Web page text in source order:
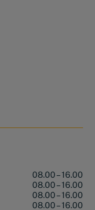
08.00 – 16.00
08.00 – 16.00
08.00 – 16.00
08.00 – 16.00